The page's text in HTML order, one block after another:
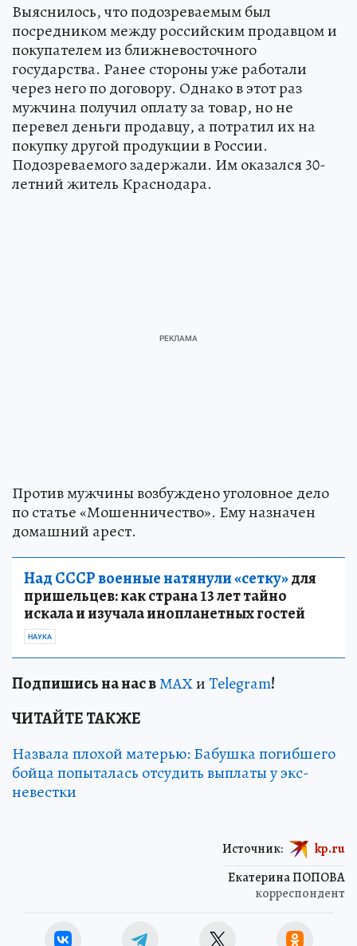
Выяснилось, что подозреваемым был
посредником между российским продавцом и
покупателем из ближневосточного
государства. Ранее стороны уже работали
через него по договору. Однако в этот раз
мужчина получил оплату за товар, но не
перевел деньги продавцу, а потратил их на
покупку другой продукции в России.
Подозреваемого задержали. Им оказался 30-
летний житель Краснодара.
Против мужчины возбуждено уголовное дело
по статье «Мошенничество». Ему назначен
домашний арест.
Над СССР военные натянули «сетку»для
пришельцев: как страна 13 лет тайно
искала и изучала инопланетных гостей
НАУКА
Подпишись на нас вМАХиTelegram!
ЧИТАЙТЕ ТАКЖЕ
Назвала плохой матерью: Бабушка погибшего
бойца попыталась отсудить выплаты у экс-
невестки
Екатерина ПОПОВА
корреспондент
Источник: kp.ru